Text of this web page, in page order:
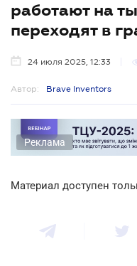
работают на
переходят в
24 июля 2025, 12:33
Автор: Brave Inventors
Реклама
Материал доступен